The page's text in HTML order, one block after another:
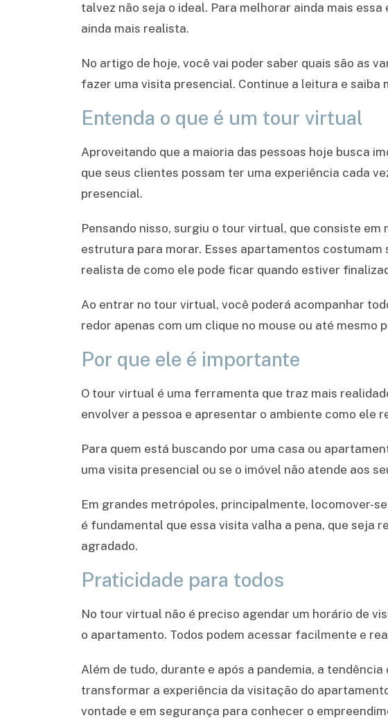
talvez não seja o ideal. Para melhorar ainda mais
ainda mais realista.
No artigo de hoje, você vai poder saber quais são as
fazer uma visita presencial. Continue a leitura e saiba
Entenda o que é um tour virtual
Aproveitando que a maioria das pessoas hoje busca
que seus clientes possam ter uma experiência cada
presencial.
Pensando nisso, surgiu o tour virtual, que consiste
estrutura para morar. Esses apartamentos
realista de como ele pode ficar quando estiver
Ao entrar no tour virtual, você poderá acompanhar
redor apenas com um clique no mouse ou até mesmo
Por que ele é importante
O tour virtual é uma ferramenta que traz mais
envolver a pessoa e apresentar o ambiente como ele
Para quem está buscando por uma casa ou
uma visita presencial ou se o imóvel não atende aos
Em grandes metrópoles, principalmente, locomover-
é fundamental que essa visita valha a pena, que seja
agradado.
Praticidade para todos
No tour virtual não é preciso agendar um horário de
o apartamento. Todos podem acessar facilmente e
Além de tudo, durante e após a pandemia, a
transformar a experiência da visitação do
vontade e em segurança para conhecer o